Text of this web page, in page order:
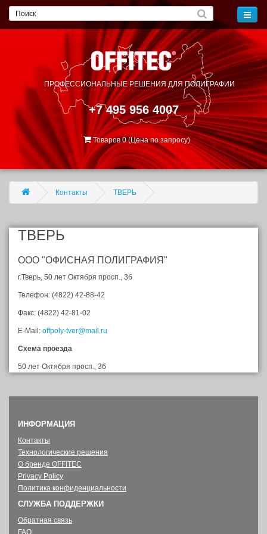
ПРОФЕССИОНАЛЬНЫЕ РЕШЕНИЯДЛЯ ПОЛИГРАФИИ
+7 495 956 4007
Товаров 0 (Цена по запросу)
Контакты ТВЕРЬ
ТВЕРЬ
ООО "ОФИСНАЯ ПОЛИГРАФИЯ"
г.Тверь, 50 лет Октября просп., 3б
Телефон: (4822) 42-88-42
Факс: (4822) 42-81-02
E-Mail: offpoly-tver@mail.ru
Схема проезда
50 лет Октября просп., 3б
ИНФОРМАЦИЯ
Контакты
Технологические решения
О бренде OFFITEC
Privacy Policy
Политика конфиденциальности
СЛУЖБА ПОДДЕРЖКИ
Обратная связь
FAQ